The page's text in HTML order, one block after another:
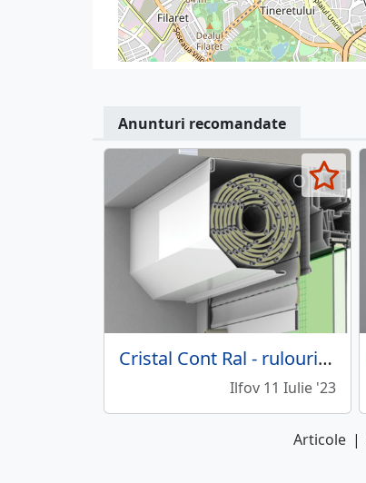
Anunturi recomandate
Cristal Cont Ral - rulouri exterioare
Ilfov 11 Iulie '23
Articole |